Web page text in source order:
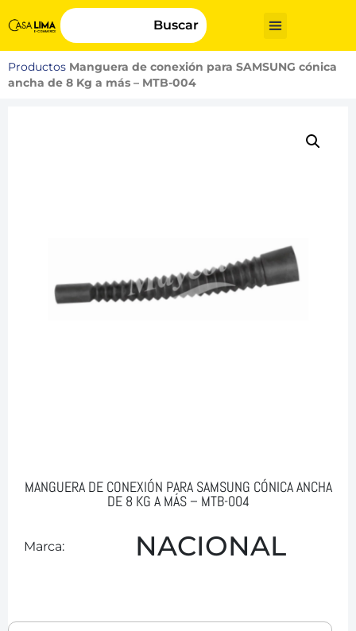
Buscar
Productos Manguera de conexión para SAMSUNG cónica
ancha de 8 Kg a más – MTB-004
MANGUERA DE CONEXIÓN PARA SAMSUNG CÓNICA ANCHA
DE 8 KG A MÁS – MTB-004
Marca: NACIONAL